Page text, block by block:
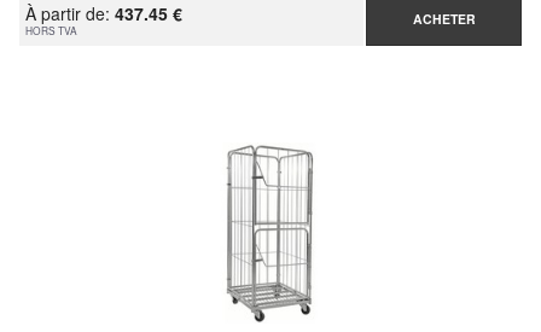
À partir de: 437.45 €
HORS TVA
ACHETER